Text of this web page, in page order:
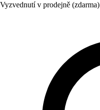
Vyzvednutí v prodejně (zdarma)